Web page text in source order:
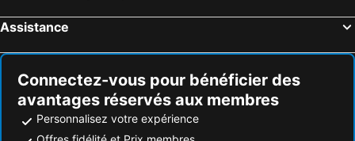
Assistance
Connectez-vous pour bénéficier des
avantages réservés aux membres
Personnalisez votre expérience